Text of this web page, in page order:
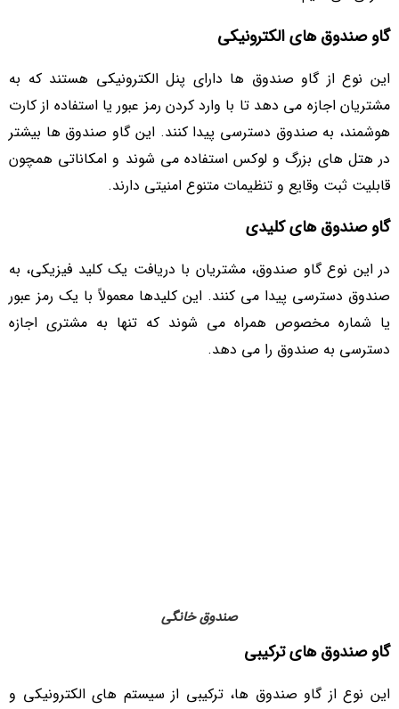
گاو صندوق ‌های الکترونیکی
این نوع از گاو صندوق ‌ها دارای پنل الکترونیکی هستند که به
مشتریان اجازه می ‌دهد تا با وارد کردن رمز عبور یا استفاده از کارت
هوشمند، به صندوق دسترسی پیدا کنند. این گاو صندوق ‌ها بیشتر
در هتل ‌های بزرگ و لوکس استفاده می ‌شوند و امکاناتی همچون
قابلیت ثبت وقایع و تنظیمات متنوع امنیتی دارند.
گاو صندوق‌ های کلیدی
در این نوع گاو صندوق، مشتریان با دریافت یک کلید فیزیکی، به
صندوق دسترسی پیدا می‌ کنند. این کلیدها معمولاً با یک رمز عبور
یا شماره مخصوص همراه می ‌شوند که تنها به مشتری اجازه
دسترسی به صندوق را می‌ دهد.
صندوق خانگی
گاو صندوق ‌های ترکیبی
این نوع از گاو صندوق‌ ها، ترکیبی از سیستم‌ های الکترونیکی و